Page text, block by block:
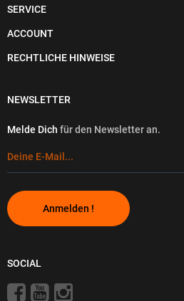
SERVICE
ACCOUNT
RECHTLICHE HINWEISE
NEWSLETTER
Melde Dich für den Newsletter an.
Anmelden !
SOCIAL